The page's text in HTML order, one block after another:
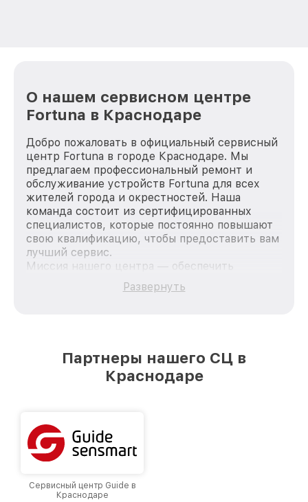
О нашем сервисном центре
Fortuna в Краснодаре
Добро пожаловать в официальный сервисный
центр Fortuna в городе Краснодаре. Мы
предлагаем профессиональный ремонт и
обслуживание устройств Fortuna для всех
жителей города и окрестностей. Наша
команда состоит из сертифицированных
специалистов, которые постоянно повышают
свою квалификацию, чтобы предоставить вам
лучший сервис.
Миссия нашего центра — обеспечить
качественный и доступный ремонт для
каждого пользователя продукции Fortuna, вне
лучшим сервисным центром Fortuna в городе
Краснодаре, постоянно повышая уровень
Развернуть
Партнеры нашего СЦ в
Краснодаре
Сервисный центр Guide в
Краснодаре